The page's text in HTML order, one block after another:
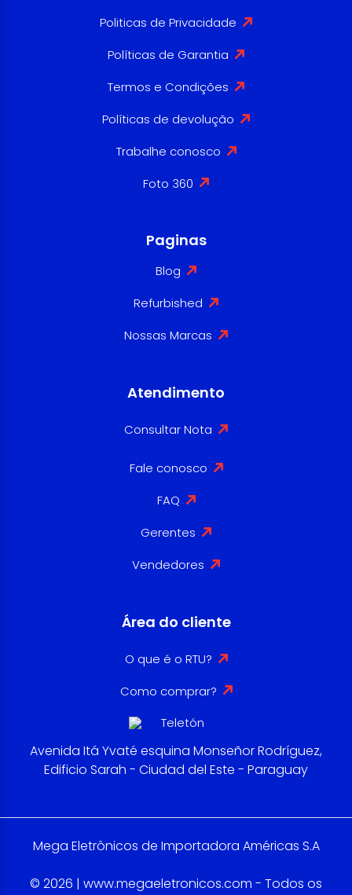
Politicas de Privacidade
Políticas de Garantia
Termos e Condições
Políticas de devolução
Trabalhe conosco
Foto 360
Paginas
Blog
Refurbished
Nossas Marcas
Atendimento
Consultar Nota
Fale conosco
FAQ
Gerentes
Vendedores
Área do cliente
O que é o RTU?
Como comprar?
Avenida Itá Yvaté esquina Monseñor Rodríguez,
Edificio Sarah - Ciudad del Este - Paraguay
Mega Eletrônicos de Importadora Américas S.A
© 2026 | www.megaeletronicos.com - Todos os